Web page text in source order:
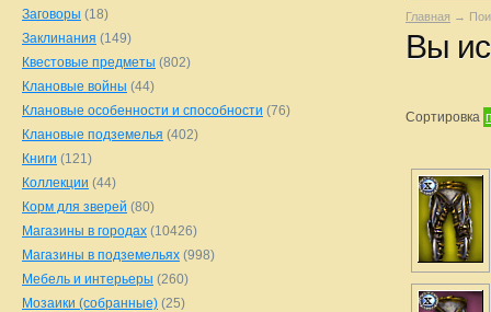
Главная →
Вы
Сортировка
Заговоры (18)
Заклинания (149)
Квестовые предметы (802)
Клановые войны (44)
Клановые особенности и способности (76)
Клановые подземелья (402)
Книги (121)
Коллекции (44)
Корм для зверей (80)
Магазины в городах (10426)
Магазины в подземельях (998)
Мебель и интерьеры (260)
Мозаики (собранные) (25)